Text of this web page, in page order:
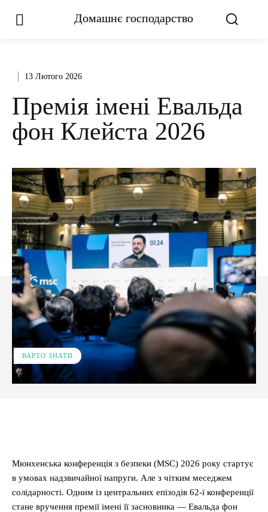
Домашнє господарство
13 Лютого 2026
Премія імені Евальда
фон Клейста 2026
ВАРТО ЗНАТИ
Мюнхенська конференція з безпеки (MSC) 2026 року стартує
в умовах надзвичайної напруги. Але з чітким меседжем
солідарності. Одним із центральних епізодів 62-ї конференції
стане вручення премії імені її засновника — Евальда фон